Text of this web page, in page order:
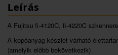
Leírás
A Fujitsu fi-4120C, fi-4220C
A kopóanyag készlet várható
(amelyik előbb bekövetkezik)